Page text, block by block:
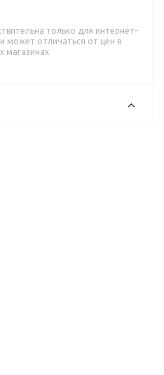
только для интернет-
может отличаться от цен в
магазинах